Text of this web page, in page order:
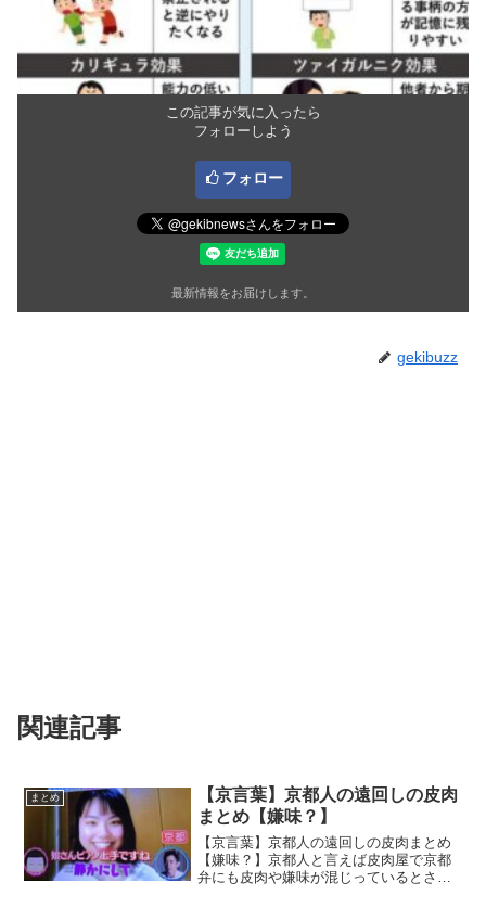
この記事が気に入ったら
フォローしよう
フォロー
最新情報をお届けします。
gekibuzz
関連記事
まとめ
【京言葉】京都人の遠回しの皮肉
まとめ【嫌味？】
【京言葉】京都人の遠回しの皮肉まとめ
【嫌味？】京都人と言えば皮肉屋で京都
弁にも皮肉や嫌味が混じっているとされ